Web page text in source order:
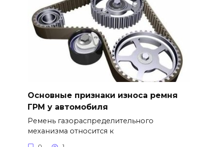
Основные признаки износа ремня
ГРМ у автомобиля
Ремень газораспределительного
механизма относится к